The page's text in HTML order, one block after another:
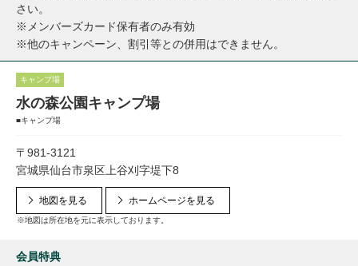
さい。
※メンバーズカード保有者のみ有効
※他のキャンペーン、割引等との併用はできません。
キャンプ場
水の森公園キャンプ場
■キャンプ場
〒981-3121
宮城県仙台市泉区上谷刈字堤下8
地図を見る
※地図は所在地を元に表示しております。
ホームページを見る
会員特典